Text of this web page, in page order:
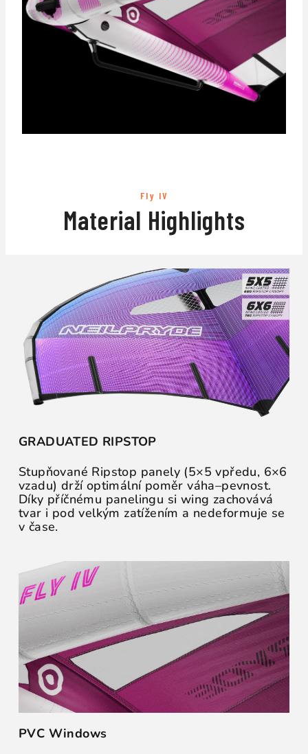
Fly IV
Material Highlights
GRADUATED RIPSTOP
Stupňované Ripstop panely (5×5 vpředu, 6×6
vzadu) drží optimální poměr váha–pevnost.
Díky příčnému panelingu si wing zachovává
tvar i pod velkým zatížením a nedeformuje se
v čase.
PVC Windows